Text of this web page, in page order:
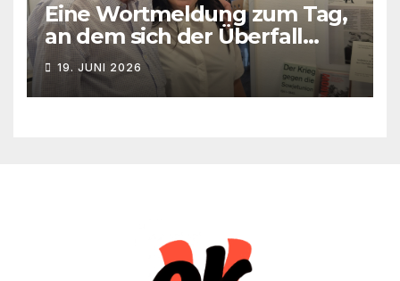
Eine Wortmeldung zum Tag,
an dem sich der Überfall
Deutschlands auf die UdSSR
1941 zum 85. Male jährt
19. JUNI 2026